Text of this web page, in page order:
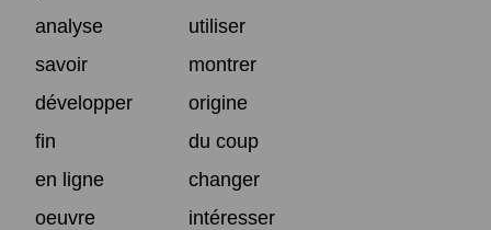
analyse
utiliser
savoir
montrer
développer
origine
fin
du coup
en ligne
changer
oeuvre
intéresser